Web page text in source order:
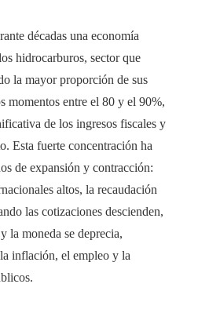
décadas una economía
hidrocarburos, sector que
la mayor proporción de sus
momentos entre el 80 y el 90%,
de los ingresos fiscales y
Esta fuerte concentración ha
de expansión y contracción:
altos, la recaudación
las cotizaciones descienden,
la moneda se deprecia,
inflación, el empleo y la